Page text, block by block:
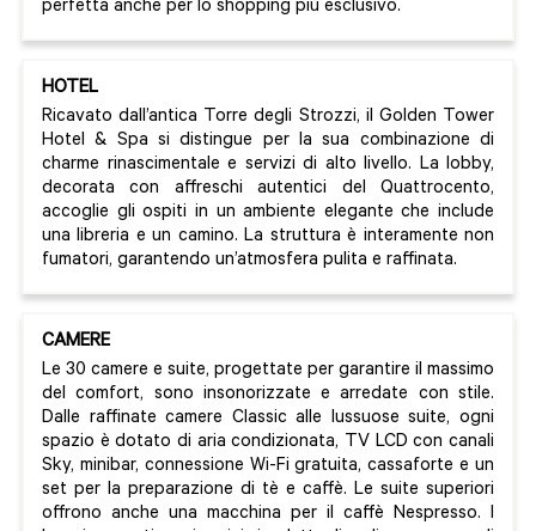
perfetta anche per lo shopping più esclusivo.
HOTEL
Ricavato dall’antica Torre degli Strozzi, il Golden Tower
Hotel & Spa si distingue per la sua combinazione di
charme rinascimentale e servizi di alto livello. La lobby,
decorata con affreschi autentici del Quattrocento,
accoglie gli ospiti in un ambiente elegante che include
una libreria e un camino. La struttura è interamente non
fumatori, garantendo un’atmosfera pulita e raffinata.
CAMERE
Le 30 camere e suite, progettate per garantire il massimo
del comfort, sono insonorizzate e arredate con stile.
Dalle raffinate camere Classic alle lussuose suite, ogni
spazio è dotato di aria condizionata, TV LCD con canali
Sky, minibar, connessione Wi-Fi gratuita, cassaforte e un
set per la preparazione di tè e caffè. Le suite superiori
offrono anche una macchina per il caffè Nespresso. I